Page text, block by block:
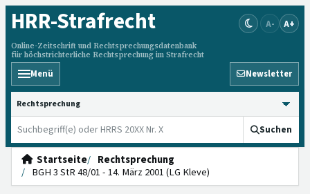
HRR-Strafrecht
Online-Zeitschrift und Rechtsprechungsdatenbank
für höchstrichterliche Rechtsprechung im Strafrecht
A- A+
Menü Newsletter
HRRS durchsuchen
Suchen
Startseite
Rechtsprechung
BGH 3 StR 48/01 - 14. März 2001 (LG Kleve)